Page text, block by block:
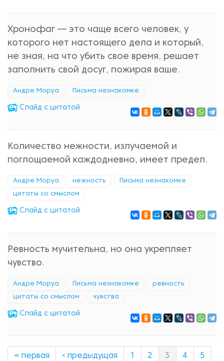
Хронофаг — это чаще всего человек, у
которого нет настоящего дела и который,
не зная, на что убить свое время, решает
заполнить свой досуг, пожирая ваше.
Андре Моруа Письма незнакомке
Cлайд с цитатой
Количество нежности, излучаемой и
поглощаемой каждодневно, имеет предел.
Андре Моруа нежность Письма незнакомке
цитаты со смыслом
Cлайд с цитатой
Ревность мучительна, но она укрепляет
чувство.
Андре Моруа Письма незнакомке ревность
цитаты со смыслом чувства
Cлайд с цитатой
« первая ‹ предыдущая 2 3 4 5